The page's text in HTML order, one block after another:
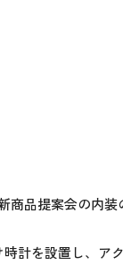
商品提案会の内
計を設置し、ア